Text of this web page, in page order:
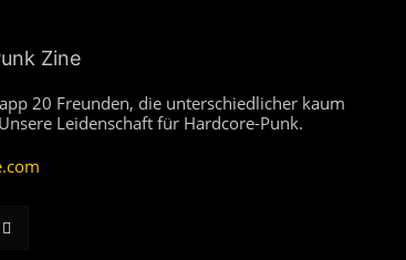
20 Freunden, die unterschiedlicher kaum
Leidenschaft für Hardcore-Punk.